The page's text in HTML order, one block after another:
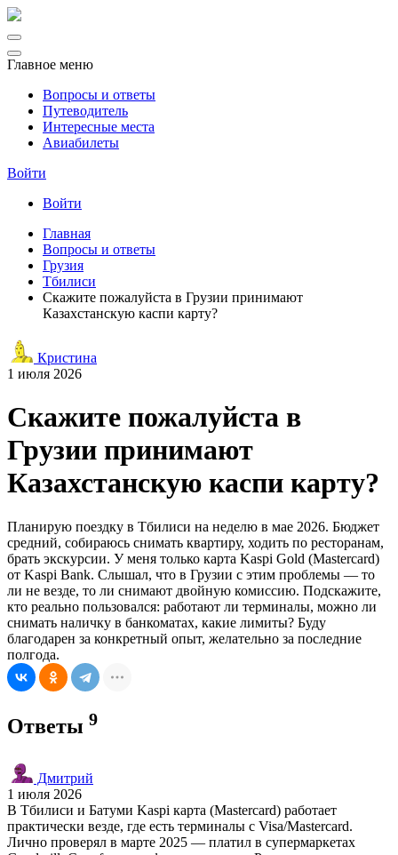
Главное меню
Вопросы и ответы
Путеводитель
Интересные места
Авиабилеты
Войти
Войти
Главная
Вопросы и ответы
Грузия
Тбилиси
Скажите пожалуйста в Грузии принимают
Казахстанскую каспи карту?
Кристина
1 июля 2026
Скажите пожалуйста в
Грузии принимают
Казахстанскую каспи карту?
Планирую поездку в Тбилиси на неделю в мае 2026. Бюджет
средний, собираюсь снимать квартиру, ходить по ресторанам,
брать экскурсии. У меня только карта Kaspi Gold (Mastercard)
от Kaspi Bank. Слышал, что в Грузии с этим проблемы — то
ли не везде, то ли снимают двойную комиссию. Подскажите,
кто реально пользовался: работают ли терминалы, можно ли
снимать наличку в банкоматах, какие лимиты? Буду
благодарен за конкретный опыт, желательно за последние
полгода.
Ответы 9
Дмитрий
1 июля 2026
В Тбилиси и Батуми Kaspi карта (Mastercard) работает
практически везде, где есть терминалы с Visa/Mastercard.
Лично проверял в марте 2025 — платил в супермаркетах